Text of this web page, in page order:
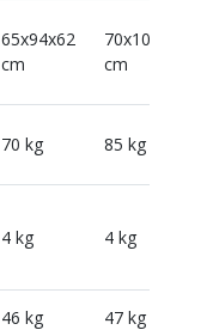
65x94x62
cm
70x104x66
cm
70 kg 85 kg
4 kg 4 kg
46 kg 47 kg